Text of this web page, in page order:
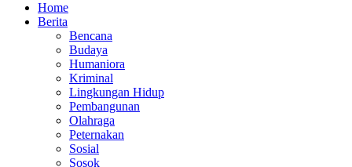
Home
Berita
Bencana
Budaya
Humaniora
Kriminal
Lingkungan Hidup
Pembangunan
Olahraga
Peternakan
Sosial
Sosok